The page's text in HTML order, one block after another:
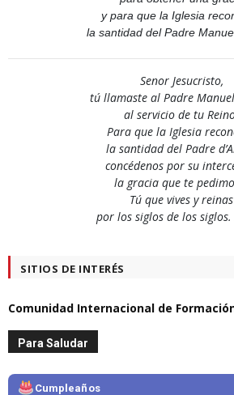
y para que la Iglesia
la santidad del Padre
Senor Jesucristo,
tú llamaste al Padre Manuel
al servicio de tu
Para que la Iglesia
la santidad del Padre
concédenos por su
la gracia que te
Tú que vives y reinas
por los siglos de los siglos.
SITIOS DE INTERÉS
Comunidad Internacional de
Para Saludar
Cumpleaños